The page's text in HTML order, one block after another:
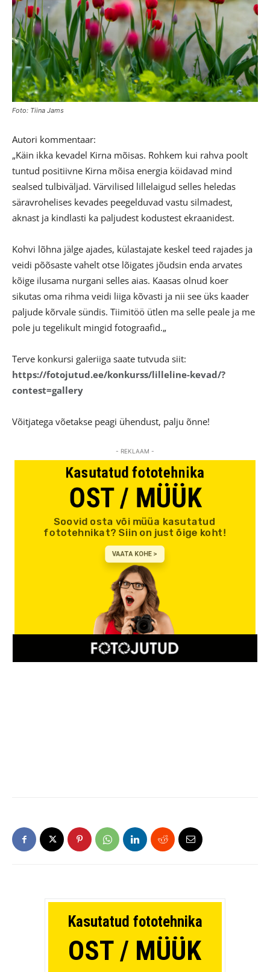
Foto: Tiina Jams
Autori kommentaar:
„Käin ikka kevadel Kirna mõisas. Rohkem kui rahva poolt
tuntud positiivne Kirna mõisa energia köidavad mind
sealsed tulbiväljad. Värvilised lillelaigud selles heledas
säravrohelises kevades peegelduvad vastu silmadest,
aknast ja kindlasti ka paljudest kodustest ekraanidest.
Kohvi lõhna jälge ajades, külastajate keskel teed rajades ja
veidi põõsaste vahelt otse lõigates jõudsin enda arvates
kõige ilusama nurgani selles aias. Kaasas olnud koer
sikutas oma rihma veidi liiga kõvasti ja nii see üks kaader
paljude kõrvale sündis. Tiimitöö ütlen ma selle peale ja me
pole ju tegelikult mingid fotograafid.„
Terve konkursi galeriiga saate tutvuda siit:
https://fotojutud.ee/konkurss/lilleline-kevad/?
contest=gallery
Võitjatega võetakse peagi ühendust, palju õnne!
- REKLAAM -